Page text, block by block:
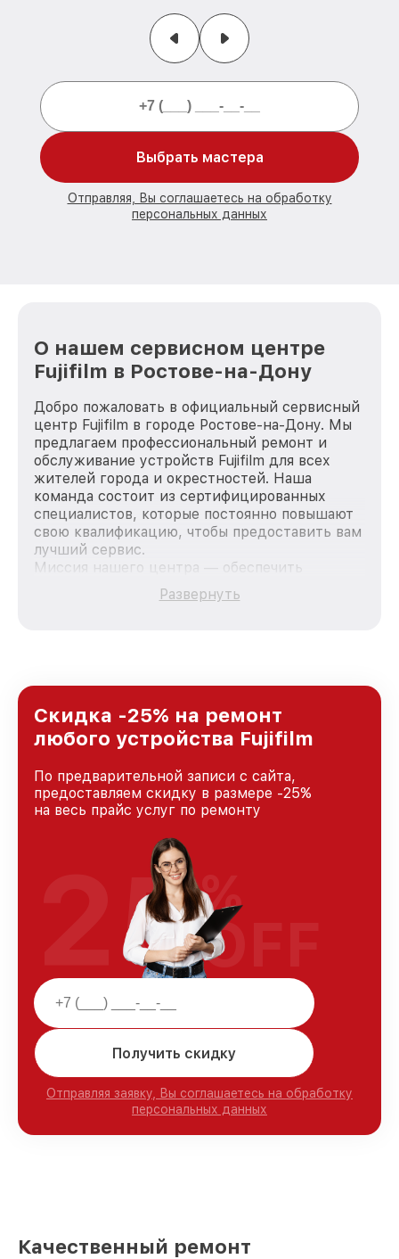
Выбрать мастера
Отправляя, Вы соглашаетесь на обработку
персональных данных
О нашем сервисном центре
Fujifilm в Ростове-на-Дону
Добро пожаловать в официальный сервисный
центр Fujifilm в городе Ростове-на-Дону. Мы
предлагаем профессиональный ремонт и
обслуживание устройств Fujifilm для всех
жителей города и окрестностей. Наша
команда состоит из сертифицированных
специалистов, которые постоянно повышают
свою квалификацию, чтобы предоставить вам
лучший сервис.
Миссия нашего центра — обеспечить
качественный и доступный ремонт для
каждого пользователя продукции Fujifilm, вне
Ростове-на-Дону, постоянно повышая уровень
доверия и лояльности наших клиентов.
Развернуть
Скидка -25% на ремонт
любого устройства Fujifilm
По предварительной записи с сайта,
предоставляем скидку в размере -25%
на весь прайс услуг по ремонту
Получить скидку
Отправляя заявку, Вы соглашаетесь на обработку
персональных данных
25%
OFF
Качественный ремонт